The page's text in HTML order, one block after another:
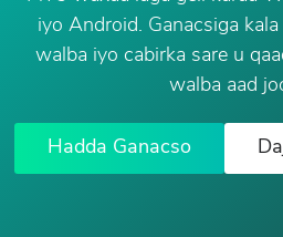
iyo Android. Ganacsiga kala
walba iyo cabirka sare u
walba aad
Hadda Ganacso